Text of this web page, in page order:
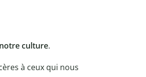
culture.
à ceux qui nous